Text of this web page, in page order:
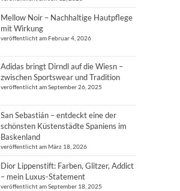
Mellow Noir – Nachhaltige Hautpflege
mit Wirkung
veröffentlicht am Februar 4, 2026
Adidas bringt Dirndl auf die Wiesn –
zwischen Sportswear und Tradition
veröffentlicht am September 26, 2025
San Sebastián – entdeckt eine der
schönsten Küstenstädte Spaniens im
Baskenland
veröffentlicht am März 18, 2026
Dior Lippenstift: Farben, Glitzer, Addict
– mein Luxus-Statement
veröffentlicht am September 18, 2025